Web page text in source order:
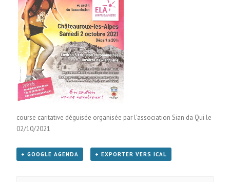
course caritative déguisée organisée par l’association Sian da Qui le
02/10/2021
+ GOOGLE AGENDA + EXPORTER VERS ICAL